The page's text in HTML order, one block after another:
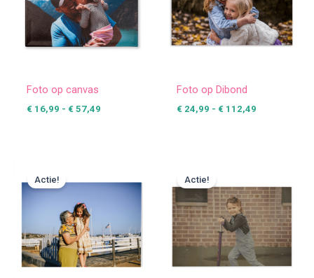
Foto op canvas
€16,99 - €57,49
Foto op Dibond
€24,99 - €112,49
Actie!
tot
Actie!
tot
€ 87,49